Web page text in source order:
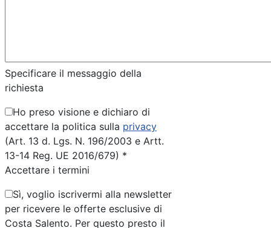
Specificare il messaggio della
richiesta
Ho preso visione e dichiaro di
accettare la politica sulla privacy
(Art. 13 d. Lgs. N. 196/2003 e Artt.
13-14 Reg. UE 2016/679) *
Accettare i termini
Sì, voglio iscrivermi alla newsletter
per ricevere le offerte esclusive di
Costa Salento. Per questo presto il